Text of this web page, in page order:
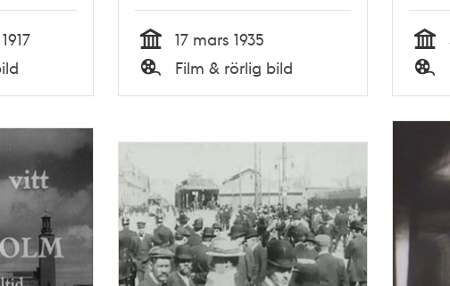
Tid
17 mars 1935
Typ
Film & rörlig bild Tid
Typ